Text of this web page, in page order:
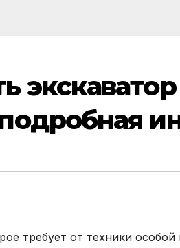
требует от техники